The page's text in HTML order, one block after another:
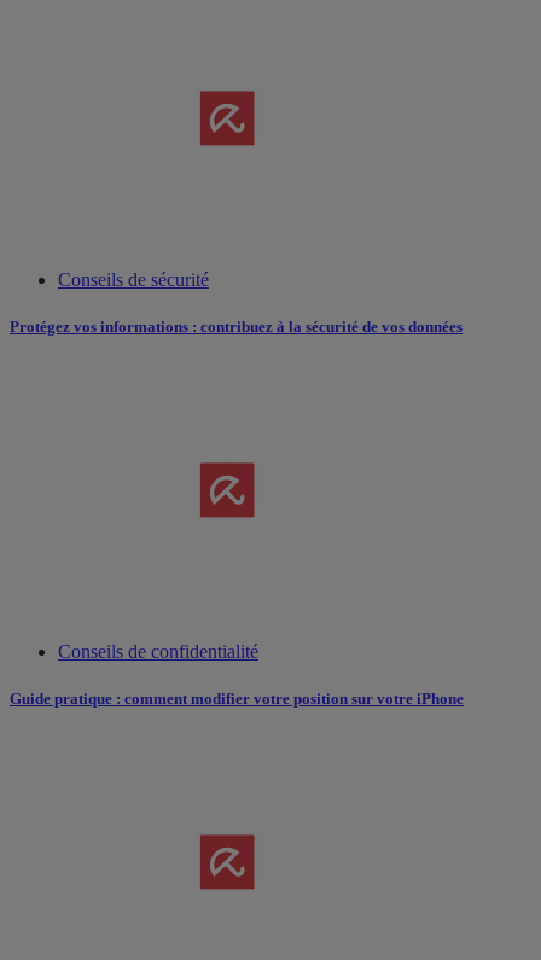
Conseils de sécurité
Protégez vos informations : contribuez à la sécurité de vos données
Conseils de confidentialité
Guide pratique : comment modifier votre position sur votre iPhone